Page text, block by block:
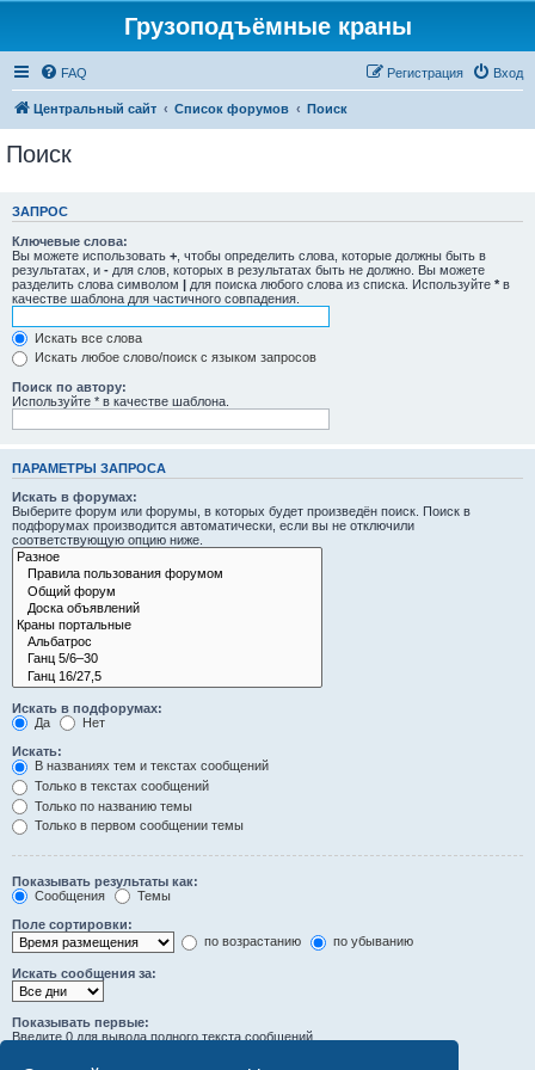
Грузоподъёмные краны
FAQ Вход
Регистрация
Центральный сайт Список форумов Поиск
Поиск
ЗАПРОС
Ключевые слова:
Вы можете использовать + , чтобы определить слова, которые должны быть в
результатах, и - для слов, которых в результатах быть не должно. Вы можете
разделить слова символом | для поиска любого слова из списка. Используйте * в
качестве шаблона для частичного совпадения.
Искать все слова
Искать любое слово/поиск с языком запросов
Поиск по автору:
Используйте * в качестве шаблона.
ПАРАМЕТРЫ ЗАПРОСА
Искать в форумах:
Выберите форум или форумы, в которых будет произведён поиск. Поиск в
подфорумах производится автоматически, если вы не отключили
соответствующую опцию ниже.
Искать в подфорумах:
Да
Нет
Искать:
В названиях тем и текстах сообщений
Только в текстах сообщений
Только по названию темы
Только в первом сообщении темы
Показывать результаты как:
Сообщения
Темы
Поле сортировки:
по возрастанию
по убыванию
Искать сообщения за:
Показывать первые:
Введите 0 для вывода полного текста сообщений.